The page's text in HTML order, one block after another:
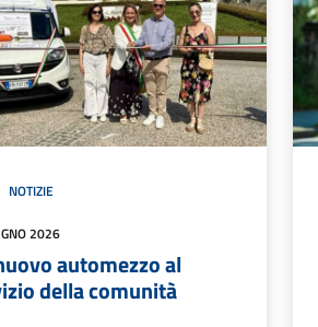
NOTIZIE
2026
automezzo al
della comunità